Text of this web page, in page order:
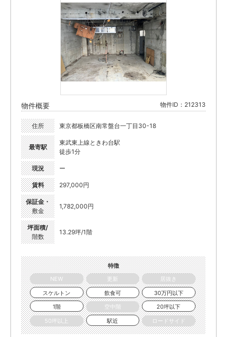
物件概要 物件ID：212313
住所 東京都板橋区南常盤台一丁目30-18
最寄駅
東武東上線ときわ台駅
徒歩1分
現況 ー
賃料 297,000円
保証金・
敷金
1,782,000円
坪面積/
階数
13.29坪/1階
特徴
NEW
更新
居抜き
スケルトン
飲食可
30万円以下
1階
空中階
20坪以下
50坪以上
駅近 ロードサイド